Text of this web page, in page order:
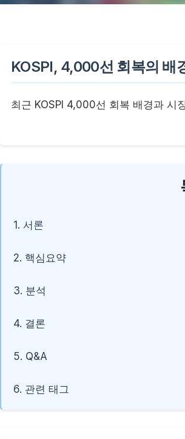
KOSPI, 4,000선 회복의 배
최근 KOSPI 4,000선 회복 배경과 시
1. 서론
2. 핵심요약
3. 분석
4. 결론
5. Q&A
6. 관련 태그